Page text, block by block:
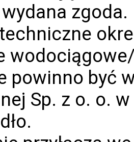
zgoda.
powinno być
Sp. z o. o.